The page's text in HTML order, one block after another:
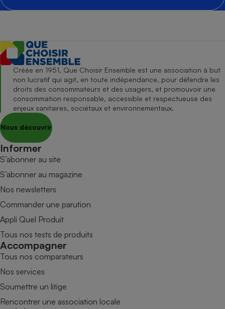
Créée en 1951, Que Choisir Ensemble est une association à but
non lucratif qui agit, en toute indépendance, pour défendre les
droits des consommateurs et des usagers, et promouvoir une
consommation responsable, accessible et respectueuse des
enjeux sanitaires, sociétaux et environnementaux.
Nous découvrir
Informer
S’abonner au site
S’abonner au magazine
Nos newsletters
Commander une parution
Appli Quel Produit
Tous nos tests de produits
Accompagner
Tous nos comparateurs
Nos services
Soumettre un litige
Rencontrer une association locale